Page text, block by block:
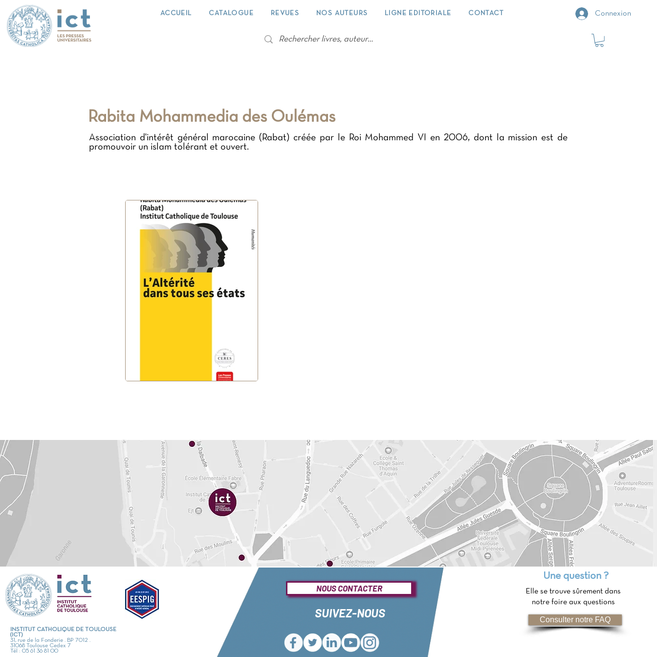
ACCUEIL CATALOGUE REVUES NOS AUTEURS LIGNE EDITORIALE CONTACT Connexion
Rabita Mohammedia des Oulémas
Association d'intérêt général marocaine (Rabat) créée par le Roi Mohammed VI en 2006, dont la mission est de
promouvoir un islam tolérant et ouvert.
INSTITUT CATHOLIQUE DE TOULOUSE
(ICT)
31, rue de la Fonderie . BP 7012 .
31068 Toulouse Cedex 7
Tél : 05 61 36 81 00
NOUS CONTACTER
SUIVEZ-NOUS
Une question ?
Elle se trouve sûrement dans
notre foire aux questions
Consulter notre FAQ